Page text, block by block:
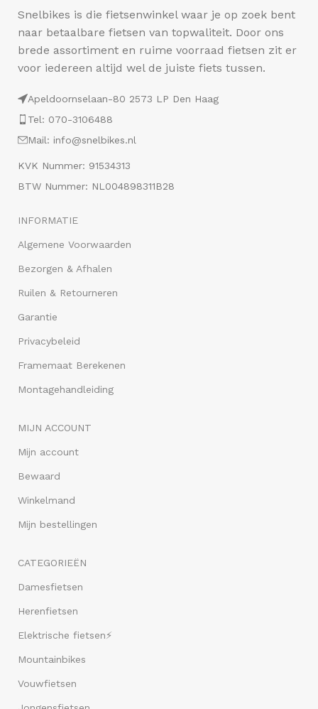
Snelbikes is die fietsenwinkel waar je op zoek bent
naar betaalbare fietsen van topwaliteit. Door ons
brede assortiment en ruime voorraad fietsen zit er
voor iedereen altijd wel de juiste fiets tussen.
Apeldoornselaan-80 2573 LP Den Haag
Tel: 070-3106488
Mail: info@snelbikes.nl
KVK Nummer: 91534313
BTW Nummer: NL004898311B28
INFORMATIE
Algemene Voorwaarden
Bezorgen & Afhalen
Ruilen & Retourneren
Garantie
Privacybeleid
Framemaat Berekenen
Montagehandleiding
MIJN ACCOUNT
Mijn account
Bewaard
Winkelmand
Mijn bestellingen
CATEGORIEËN
Damesfietsen
Herenfietsen
Elektrische fietsen⚡
Mountainbikes
Vouwfietsen